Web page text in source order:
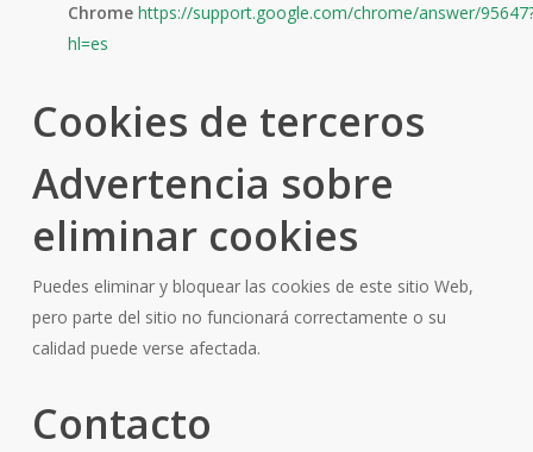
Chrome https://support.google.com/chrome/answer/
hl=es
Cookies de terceros
Advertencia sobre
eliminar cookies
Puedes eliminar y bloquear las cookies de este sitio Web,
pero parte del sitio no funcionará correctamente o su
calidad puede verse afectada.
Contacto